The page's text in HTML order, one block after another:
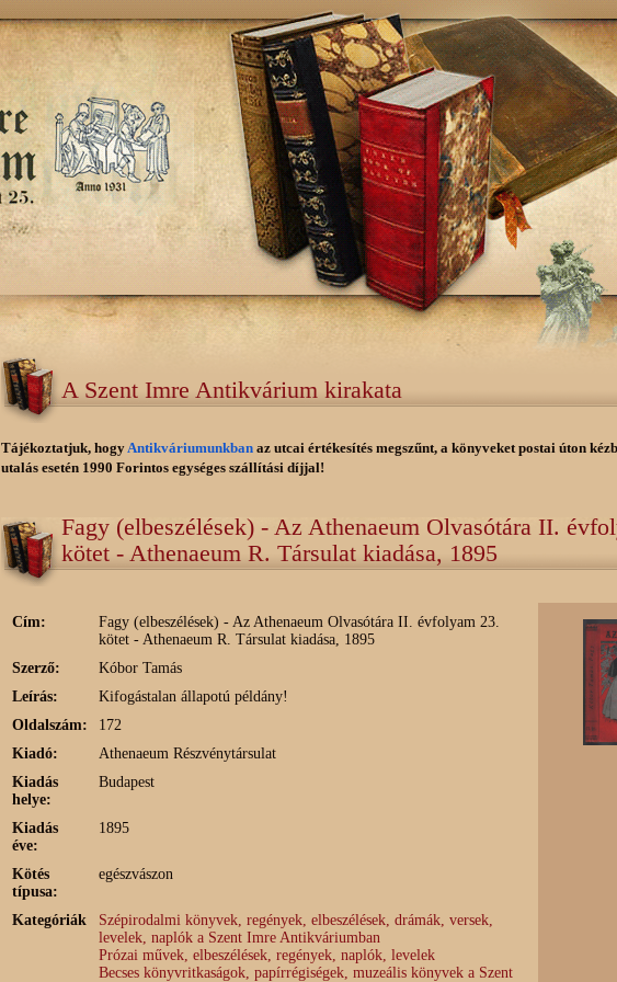
A Szent Imre Antikvárium kirakata
Tájékoztatjuk, hogyAntikváriumunkban az utcai értékesítés megszűnt, a könyveket postai úton
utalás esetén 1990 Forintos egységes szállítási díjjal!
Fagy (elbeszélések) - Az Athenaeum Olvasótára II.
kötet - Athenaeum R. Társulat kiadása, 1895
Cím:
Fagy (elbeszélések) - Az Athenaeum Olvasótára II. évfolyam 23.
kötet - Athenaeum R. Társulat kiadása, 1895
Szerző:
Kóbor Tamás
Leírás:
Kifogástalan állapotú példány!
Oldalszám:
172
Kiadó:
Athenaeum Részvénytársulat
Kiadás
helye:
Budapest
Kiadás
éve:
1895
Kötés
típusa:
egészvászon
Kategóriák
Szépirodalmi könyvek, regények, elbeszélések, drámák, versek,
levelek, naplók a Szent Imre Antikváriumban
Prózai művek, elbeszélések, regények, naplók, levelek
Becses könyvritkaságok, papírrégiségek, muzeális könyvek a Szent